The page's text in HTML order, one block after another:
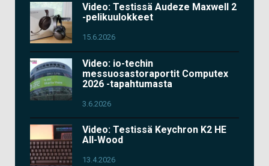
Video: Testissä Audeze Maxwell 2
-pelikuulokkeet
15.6.2026
Video: io-techin
messuosastoraportit Computex
2026 -tapahtumasta
3.6.2026
Video: Testissä Keychron K2 HE
All-Wood
13.4.2026